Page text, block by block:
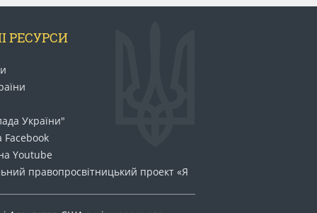
РЕСУРСИ
України"
Facebook
Youtube
право​просвітницький проект «Я